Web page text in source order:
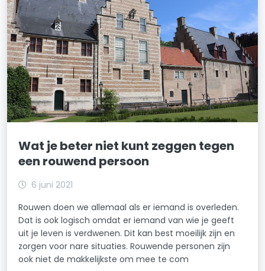
Wat je beter niet kunt zeggen tegen
een rouwend persoon
6 juni 2021
Rouwen doen we allemaal als er iemand is overleden.
Dat is ook logisch omdat er iemand van wie je geeft
uit je leven is verdwenen. Dit kan best moeilijk zijn en
zorgen voor nare situaties. Rouwende personen zijn
ook niet de makkelijkste om mee te com